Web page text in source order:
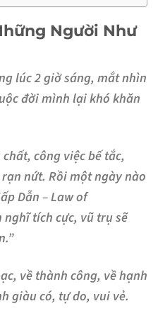
Người Như
lúc 2 giờ sáng, mắt nhìn
đời mình lại khó khăn
công việc bế tắc,
nứt. Rồi một ngày nào
Dẫn – Law of
tích cực, vũ trụ sẽ
về thành công, về hạnh
giàu có, tự do, vui vẻ.